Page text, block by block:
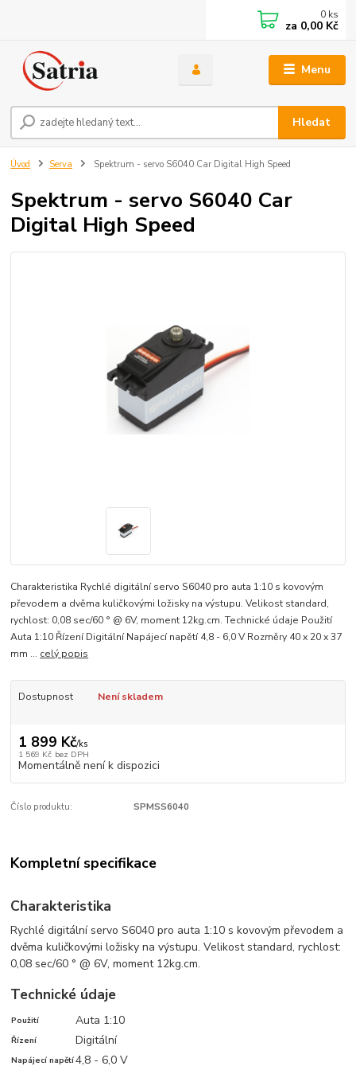
Menu
Hledat
0 ks
za 0,00 Kč
Úvod Serva Spektrum - servo S6040 Car Digital High Speed
Spektrum - servo S6040 Car
Digital High Speed
Charakteristika Rychlé digitální servo S6040 pro auta 1:10 s kovovým
převodem a dvěma kuličkovými ložisky na výstupu. Velikost standard,
rychlost: 0,08 sec/60 ° @ 6V, moment 12kg.cm. Technické údaje Použití
Auta 1:10 Řízení Digitální Napájecí napětí 4,8 - 6,0 V Rozměry 40 x 20 x 37
mm ... celý popis
Dostupnost Není skladem
1 899 Kč/ks
1 569 Kč bez DPH
Momentálně není k dispozici
Číslo produktu: SPMSS6040
Kompletní specifikace
Charakteristika
Rychlé digitální servo S6040 pro auta 1:10 s kovovým převodem a
dvěma kuličkovými ložisky na výstupu. Velikost standard, rychlost:
0,08 sec/60 ° @ 6V, moment 12kg.cm.
Technické údaje
Použití Auta 1:10
Řízení Digitální
Napájecí napětí4,8 - 6,0 V